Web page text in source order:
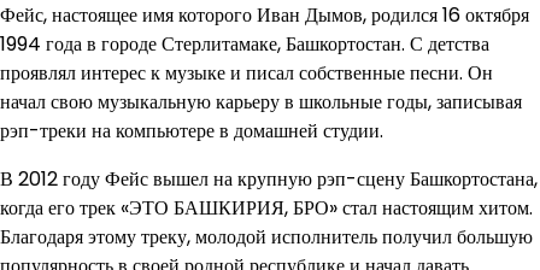
Фейс, настоящее имя которого Иван Дымов, родился 16 октября
1994 года в городе Стерлитамаке, Башкортостан. С детства
проявлял интерес к музыке и писал собственные песни. Он
начал свою музыкальную карьеру в школьные годы, записывая
рэп-треки на компьютере в домашней студии.
В 2012 году Фейс вышел на крупную рэп-сцену Башкортостана,
когда его трек «ЭТО БАШКИРИЯ, БРО» стал настоящим хитом.
Благодаря этому треку, молодой исполнитель получил большую